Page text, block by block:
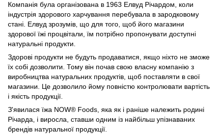
Компанія була організована в 1963 Елвуд Річардом, коли
індустрія здорового харчування перебувала в зародковому
стані. Елвуд зрозумів, що для того, щоб його магазини
здорової їжі процвітали, їм потрібно пропонувати доступні
натуральні продукти.
Здорові продукти не будуть продаватися, якщо ніхто не зможе
їх собі дозволити. Тому він почав свою власну компанію з
виробництва натуральних продуктів, щоб поставляти в свої
магазини. Це дозволило йому повністю контролювати вартість
і якість продукції.
З'явилася їжа NOW® Foods, яка як і раніше належить родині
Річарда, і виросла, ставши одним із найбільш упізнаваних
брендів натуральної продукції.